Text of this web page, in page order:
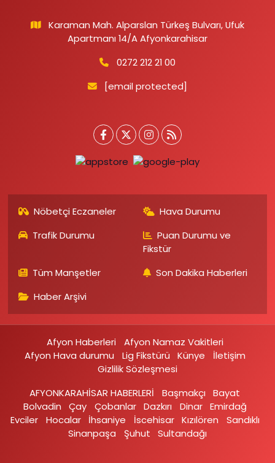
Karaman Mah. Alparslan Türkeş Bulvarı, Ufuk
Apartmanı 14/A Afyonkarahisar
0272 212 21 00
[email protected]
Nöbetçi Eczaneler
Hava Durumu
Trafik Durumu
Puan Durumu ve
Fikstür
Tüm Manşetler
Son Dakika Haberleri
Haber Arşivi
Afyon Haberleri
Afyon Namaz Vakitleri
Afyon Hava durumu
Lig Fikstürü Künye
İletişim
Gizlilik Sözleşmesi
AFYONKARAHİSAR HABERLERİ
Başmakçı
Bayat
Bolvadin
Çay Çobanlar Dazkırı Dinar Emirdağ‎
Evciler‎
Hocalar İhsaniye‎ İscehisar Kızılören‎
Sandıklı‎
Sinanpaşa
Şuhut Sultandağı